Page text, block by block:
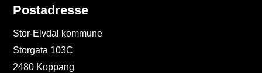
Postadresse
Stor-Elvdal kommune
Storgata 103C
2480 Koppang